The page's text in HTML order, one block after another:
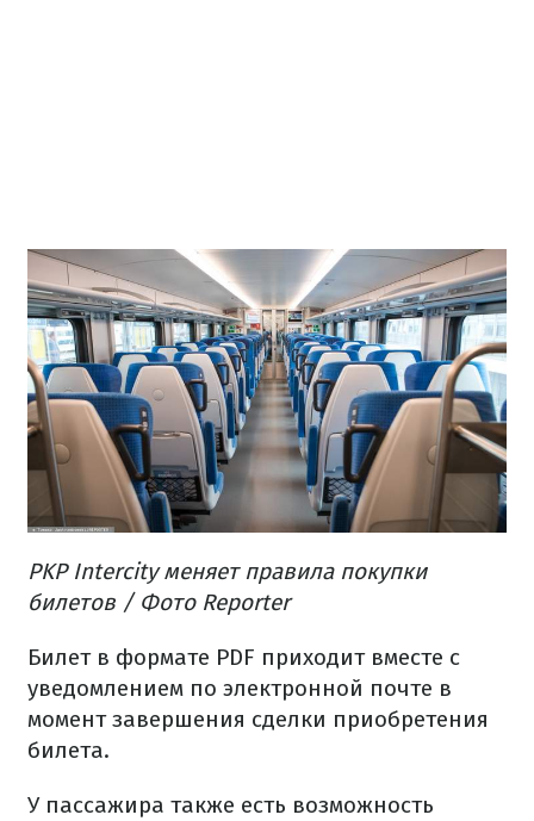
PKP Intercity меняет правила покупки
билетов / Фото Reporter
Билет в формате PDF приходит вместе с
уведомлением по электронной почте в
момент завершения сделки приобретения
билета.
У пассажира также есть возможность